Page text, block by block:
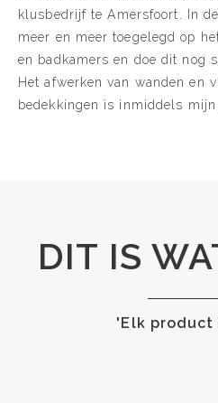
klusbedrijf te Amersfoort. In
meer en meer toegelegd op
en badkamers en doe dit nog
Het afwerken van wanden en
bedekkingen is inmiddels mijn
DIT IS
'Elk product